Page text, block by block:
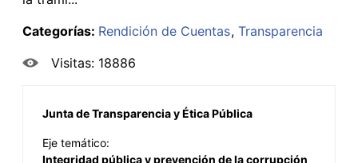
Categorías: Rendición de Cuentas Transparencia
Visitas: 18886
Junta de Transparencia y Ética Pública
Eje temático:
Integridad pública y prevención de la corrupción